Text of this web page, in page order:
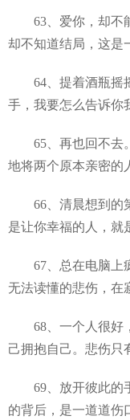
63、爱你，却不能
却不知道结局，这是
64、提着酒瓶摇摇
手，我要怎么告诉你
65、再也回不去。
地将两个原本亲密的
66、清晨想到的第
是让你幸福的人，就
67、总在电脑上疯
无法读懂的悲伤，在
68、一个人很好，
己拥抱自己。悲伤只
69、放开彼此的手
的背后，是一道道伤